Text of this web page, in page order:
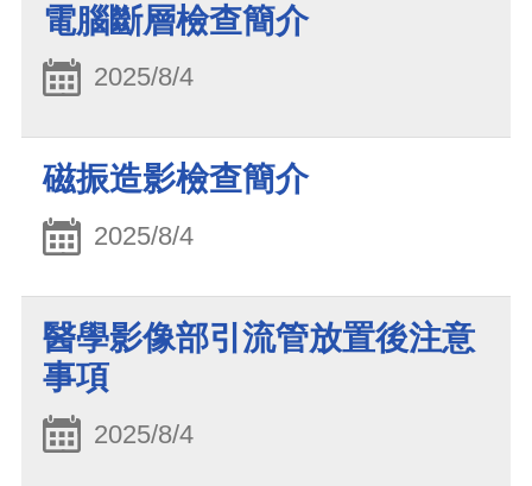
電腦斷層檢查簡介
2025/8/4
磁振造影檢查簡介
2025/8/4
醫學影像部引流管放置後注意
事項
2025/8/4